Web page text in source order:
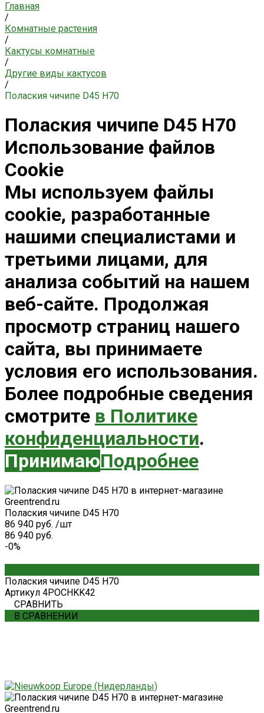
Главная
/
Комнатные растения
/
Кактусы комнатные
/
Другие виды кактусов
/
Полаския чичипе D45 H70
Полаския чичипе D45 H70
Использование файлов
Cookie
Мы используем файлы
cookie, разработанные
нашими специалистами и
третьими лицами, для
анализа событий на нашем
веб-сайте. Продолжая
просмотр страниц нашего
сайта, вы принимаете
условия его использования.
Более подробные сведения
смотрите в Политике
конфиденциальности.
ПринимаюПодробнее
Полаския чичипе D45 H70
86 940 руб. /шт
86 940 руб.
-0%
Полаския чичипе D45 H70
Артикул 4POCHKK42
СРАВНИТЬ
В СРАВНЕНИИ